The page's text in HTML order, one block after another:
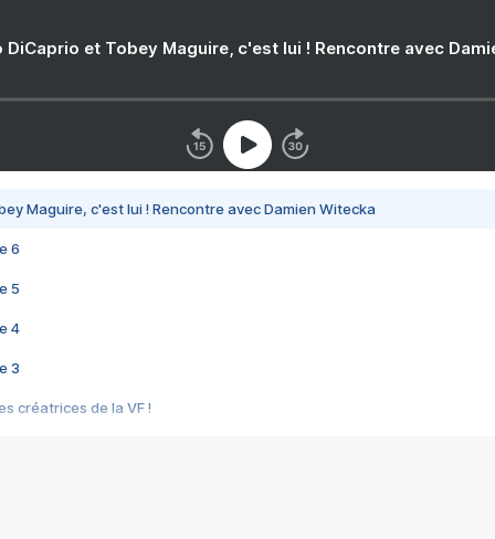
DiCaprio et Tobey Maguire, c'est lui ! Rencontre avec
Maguire, c'est lui ! Rencontre avec Damien Witecka
6
5
4
3
créatrices de la VF !